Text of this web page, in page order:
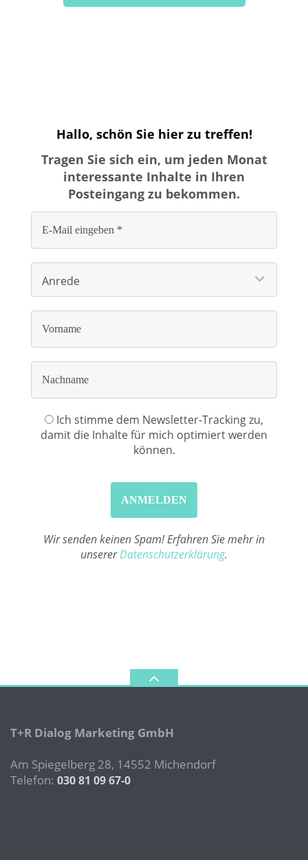
Hallo, schön Sie hier zu treffen!
Tragen Sie sich ein, um jeden Monat
interessante Inhalte in Ihren
Posteingang zu bekommen.
Ich stimme dem Newsletter-Tracking zu,
damit die Inhalte für mich optimiert werden
können.
Wir senden keinen Spam! Erfahren Sie mehr in
unsererDatenschutzerklärung.
T+R Dialog Marketing GmbH
Am Spiegelberg 28, 14552 Michendorf
Telefon: 030 81 09 67-0